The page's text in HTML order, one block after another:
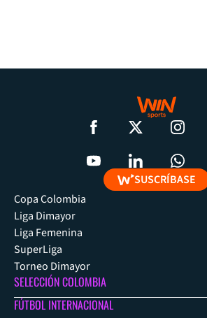
SUSCRÍBASE
Copa Colombia
Liga Dimayor
Liga Femenina
SuperLiga
Torneo Dimayor
SELECCIÓN COLOMBIA
FÚTBOL INTERNACIONAL